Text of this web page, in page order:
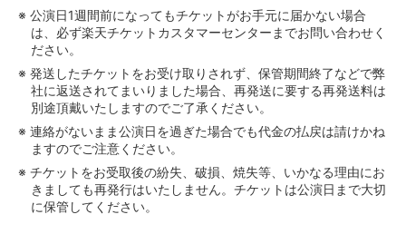
公演日1週間前になってもチケットがお手元に届かない場合
は、必ず楽天チケットカスタマーセンターまでお問い合わせく
ださい。
発送したチケットをお受け取りされず、保管期間終了などで弊
社に返送されてまいりました場合、再発送に要する再発送料は
別途頂戴いたしますのでご了承ください。
連絡がないまま公演日を過ぎた場合でも代金の払戻は請けかね
ますのでご注意ください。
チケットをお受取後の紛失、破損、焼失等、いかなる理由にお
きましても再発行はいたしません。チケットは公演日まで大切
に保管してください。